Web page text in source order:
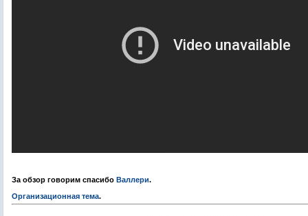
За обзор говорим спасибо Валлери.
Организационная тема.